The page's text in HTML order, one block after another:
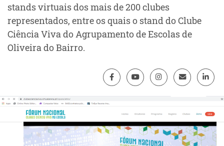
stands virtuais dos mais de 200 clubes
representados, entre os quais o stand do Clube
Ciência Viva do Agrupamento de Escolas de
Oliveira do Bairro.